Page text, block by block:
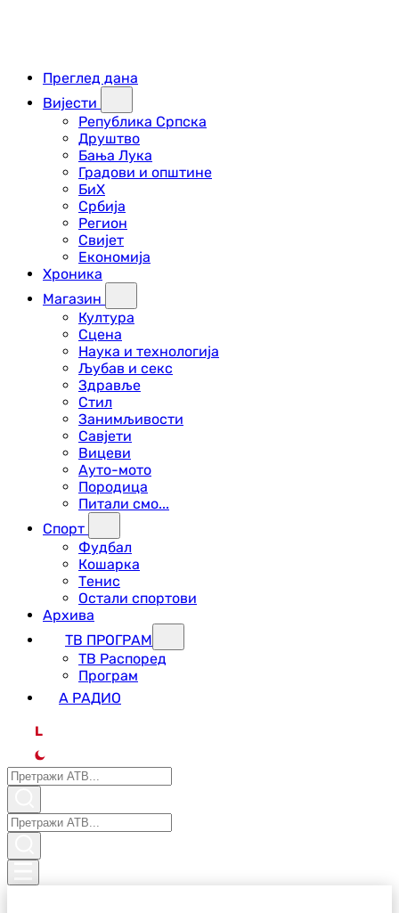
Преглед дана
Вијести
Република Српска
Друштво
Бања Лука
Градови и општине
БиХ
Србија
Регион
Свијет
Економија
Хроника
Магазин
Култура
Сцена
Наука и технологија
Љубав и секс
Здравље
Стил
Занимљивости
Савјети
Вицеви
Ауто-мото
Породица
Питали смо...
Спорт
Фудбал
Кошарка
Тенис
Остали спортови
Архива
ТВ ПРОГРАМ
ТВ Распоред
Програм
А РАДИО
L